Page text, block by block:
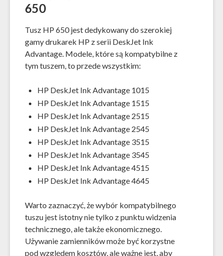
650
Tusz HP 650 jest dedykowany do szerokiej
gamy drukarek HP z serii DeskJet Ink
Advantage. Modele, które są kompatybilne z
tym tuszem, to przede wszystkim:
HP DeskJet Ink Advantage 1015
HP DeskJet Ink Advantage 1515
HP DeskJet Ink Advantage 2515
HP DeskJet Ink Advantage 2545
HP DeskJet Ink Advantage 3515
HP DeskJet Ink Advantage 3545
HP DeskJet Ink Advantage 4515
HP DeskJet Ink Advantage 4645
Warto zaznaczyć, że wybór kompatybilnego
tuszu jest istotny nie tylko z punktu widzenia
technicznego, ale także ekonomicznego.
Używanie zamienników może być korzystne
pod względem kosztów, ale ważne jest, aby